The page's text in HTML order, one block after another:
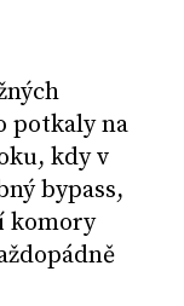
potkaly na
kdy v
bypass,
komory